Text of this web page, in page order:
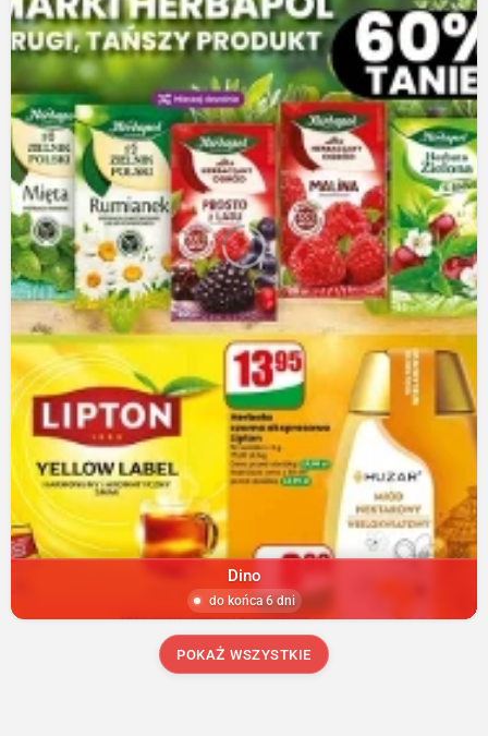
Dino
do końca 6 dni
POKAŻ WSZYSTKIE